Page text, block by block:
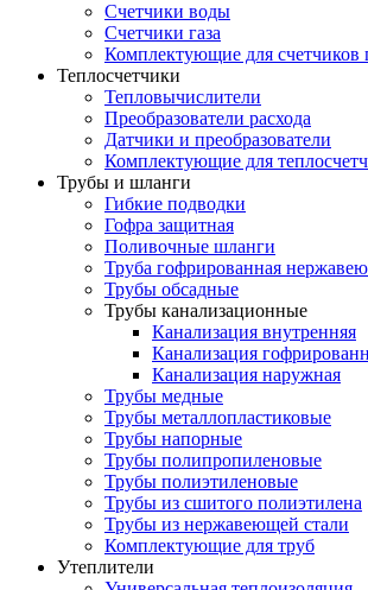
Счетчики воды
Счетчики газа
Комплектующие для счетчиков
Теплосчетчики
Тепловычислители
Преобразователи расхода
Датчики и преобразователи
Комплектующие для
Трубы и шланги
Гибкие подводки
Гофра защитная
Поливочные шланги
Труба гофрированная
Трубы обсадные
Трубы канализационные
Канализация внутренняя
Канализация
Канализация наружная
Трубы медные
Трубы металлопластиковые
Трубы напорные
Трубы полипропиленовые
Трубы полиэтиленовые
Трубы из сшитого полиэтилена
Трубы из нержавеющей стали
Комплектующие для труб
Утеплители